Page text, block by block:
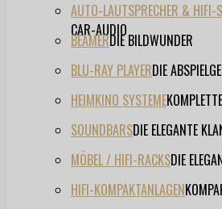
AUTO-LAUTSPRECHER & HIFI-
CAR-AUDIO
BEAMERDIE BILDWUNDER
BLU-RAY PLAYERDIE
HEIMKINO SYSTEME
SOUNDBARSDIE ELEGANTE
MÖBEL / HIFI-RACKSDIE
HIFI-KOMPAKTANLAGEN